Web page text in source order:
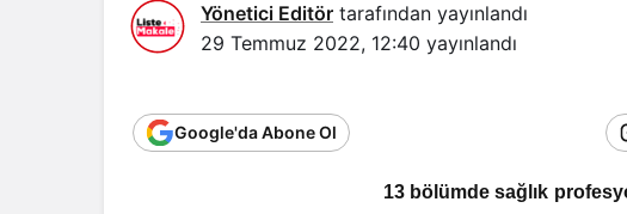
Yönetici Editör tarafından yayınlandı
29 Temmuz 2022, 12:40 yayınlandı
Google'da Abone Ol
13 bölümde sağlık